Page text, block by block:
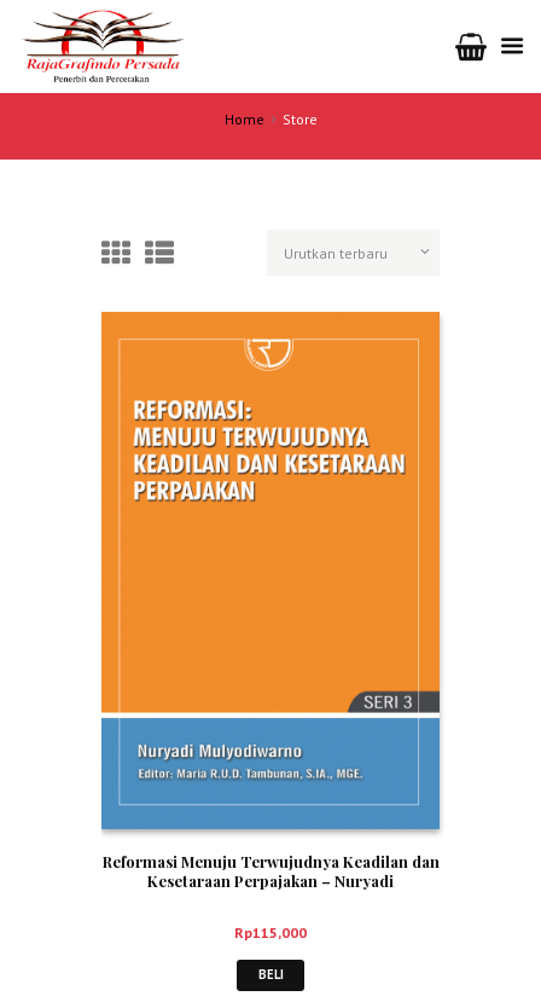
Home Store
Reformasi Menuju Terwujudnya Keadilan dan
Kesetaraan Perpajakan – Nuryadi
Rp115,000
BELI